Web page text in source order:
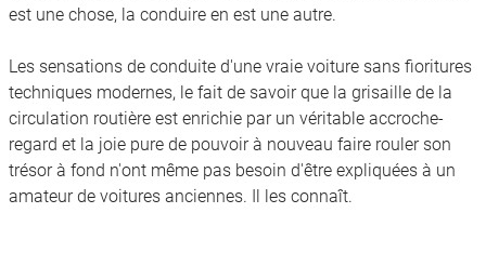
est une chose, la conduire en est une autre.
Les sensations de conduite d'une vraie voiture sans fioritures
techniques modernes, le fait de savoir que la grisaille de la
circulation routière est enrichie par un véritable accroche-
regard et la joie pure de pouvoir à nouveau faire rouler son
trésor à fond n'ont même pas besoin d'être expliquées à un
amateur de voitures anciennes. Il les connaît.